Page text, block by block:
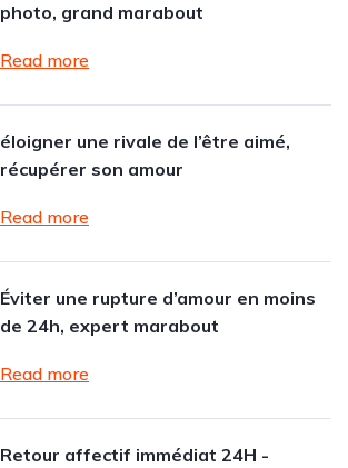
photo, grand marabout
Read more
éloigner une rivale de l’être aimé,
récupérer son amour
Read more
Éviter une rupture d’amour en moins
de 24h, expert marabout
Read more
Retour affectif immédiat 24H -